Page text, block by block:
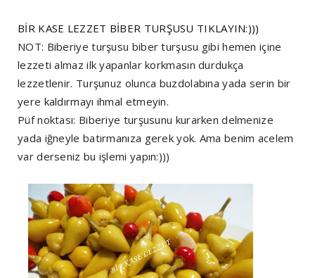
BİR KASE LEZZET BİBER TURŞUSU TIKLAYIN:)))
NOT: Biberiye turşusu biber turşusu gibi hemen içine
lezzeti almaz ilk yapanlar korkmasın durdukça
lezzetlenir. Turşunuz olunca buzdolabına yada serin bir
yere kaldırmayı ihmal etmeyin.
Püf noktası: Biberiye turşusunu kurarken delmenize
yada iğneyle batırmanıza gerek yok. Ama benim acelem
var derseniz bu işlemi yapın:)))